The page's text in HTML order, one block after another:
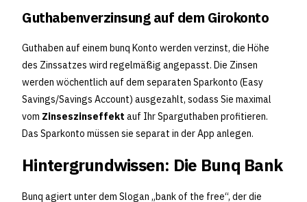
Guthabenverzinsung auf dem Girokonto
Guthaben auf einem bunq Konto werden verzinst, die Höhe
des Zinssatzes wird regelmäßig angepasst. Die Zinsen
werden wöchentlich auf dem separaten Sparkonto (Easy
Savings/Savings Account) ausgezahlt, sodass Sie maximal
vom Zinseszinseffekt auf Ihr Sparguthaben profitieren.
Das Sparkonto müssen sie separat in der App anlegen.
Hintergrundwissen: Die Bunq Bank
Bunq agiert unter dem Slogan „bank of the free“, der die